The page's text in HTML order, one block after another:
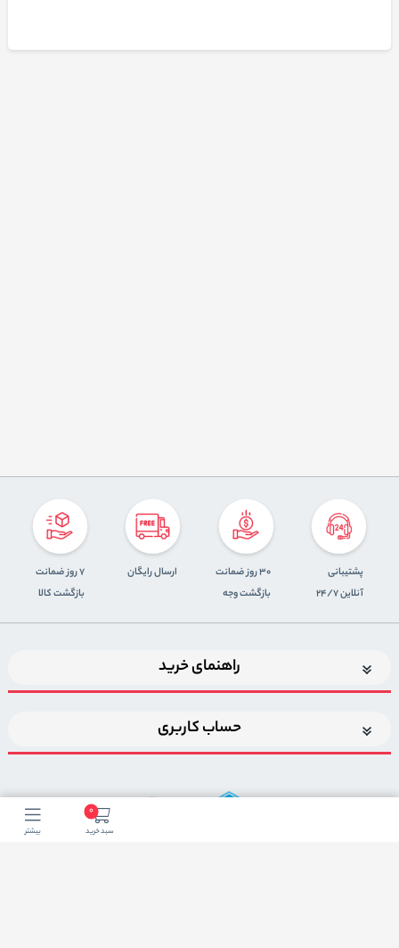
0
سبد خرید بیشتر
پشتیبانی
آنلاین 24/7
30 روز ضمانت
بازگشت وجه
ارسال رایگان
7 روز ضمانت
بازگشت کالا
راهنمای خرید
حساب کاربری